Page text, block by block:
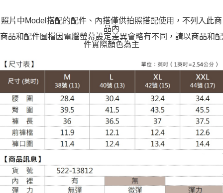
每筆NT$100，滿NT$988(含以上)免運費
付款後萊爾富取貨
每筆NT$100，滿NT$988(含以上)免運費
7-11取貨付款
每筆NT$100，滿NT$988(含以上)免運費
付款後7-11取貨
每筆NT$100，滿NT$988(含以上)免運費
大嘴鳥宅配通
每筆NT$100，滿NT$988(含以上)免運費
貨到付款
每筆NT$120
照片中Model搭配的配件、內搭僅供拍照搭配使用，不列入此商
品內
商品和配件圖檔因電腦螢幕設定差異會略有不同，請以商品和配
件實際顏色為主